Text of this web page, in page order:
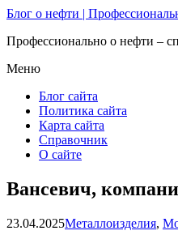
Блог о нефти |
Профессионально о нефти –
Меню
Блог сайта
Политика сайта
Карта сайта
Справочник
О сайте
Вансевич,
23.04.2025Металлоизделия,